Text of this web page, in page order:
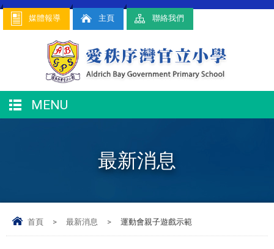
媒體報導 主頁 聯絡我們
MENU
最新消息
首頁 > 最新消息 > 運動會親子遊戲示範